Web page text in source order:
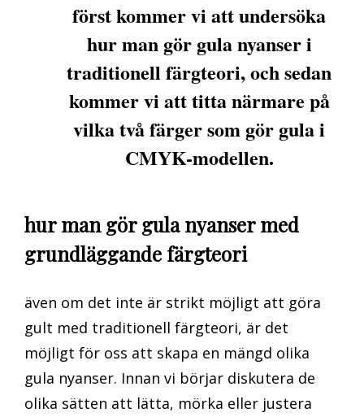
först kommer vi att undersöka
hur man gör gula nyanser i
traditionell färgteori, och sedan
kommer vi att titta närmare på
vilka två färger som gör gula i
CMYK-modellen.
hur man gör gula nyanser med
grundläggande färgteori
även om det inte är strikt möjligt att göra
gult med traditionell färgteori, är det
möjligt för oss att skapa en mängd olika
gula nyanser. Innan vi börjar diskutera de
olika sätten att lätta, mörka eller justera